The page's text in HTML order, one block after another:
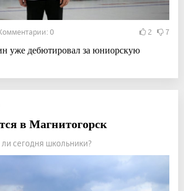
0 2 7
уже дебютировал за юниорскую
в Магнитогорск
сегодня школьники?